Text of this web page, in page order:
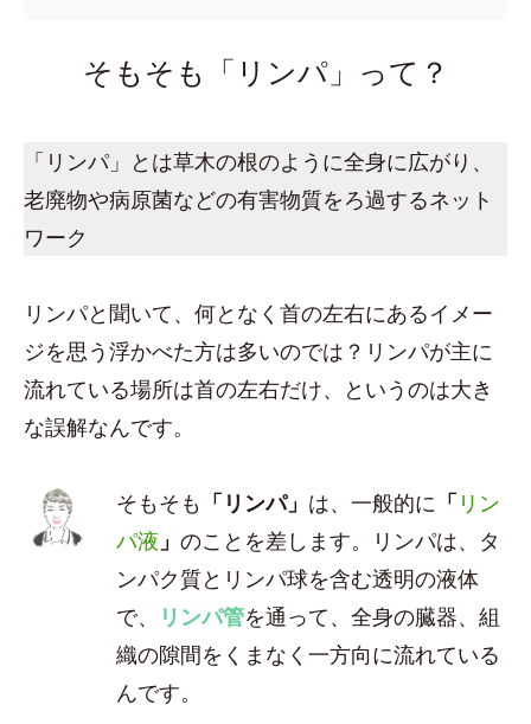
そもそも「リンパ」って？
「リンパ」とは草木の根のように全身に広がり、
老廃物や病原菌などの有害物質をろ過するネット
ワーク
リンパと聞いて、何となく首の左右にあるイメー
ジを思う浮かべた方は多いのでは？リンパが主に
流れている場所は首の左右だけ、というのは大き
な誤解なんです。
そもそも 「リンパ」 は、一般的に 「 リン
パ液 」のことを差します。リンパは、タ
ンパク質とリンパ球を含む透明の液体
で、
リンパ管を通って、全身の臓器、組
織の隙間をくまなく一方向に流れている
んです。